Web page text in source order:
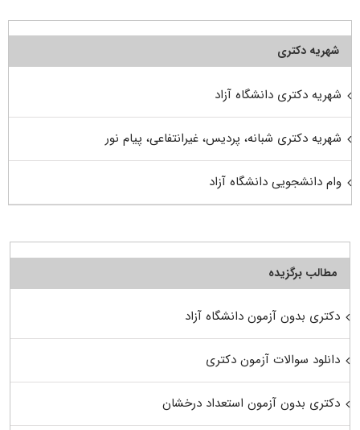
شهریه دکتری
شهریه دکتری دانشگاه آزاد
شهریه دکتری شبانه، پردیس، غیرانتفاعی، پیام نور
وام دانشجویی دانشگاه آزاد
مطالب برگزیده
دکتری بدون آزمون دانشگاه آزاد
دانلود سوالات آزمون دکتری
دکتری بدون آزمون استعداد درخشان